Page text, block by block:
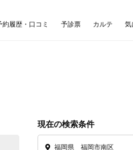
約履歴・口コミ 予診票 カルテ 気
現在の検索条件
福岡県 福岡市南区